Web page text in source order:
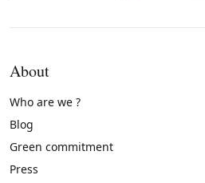
About
Who are we ?
Blog
Green commitment
Press